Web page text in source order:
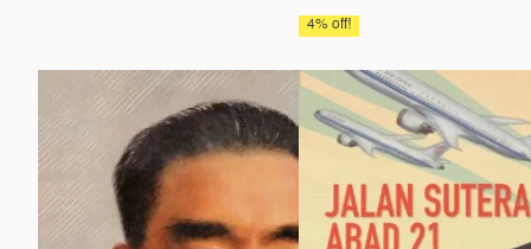
price
Rp130.000.
price
Rp125.000.
4% off!